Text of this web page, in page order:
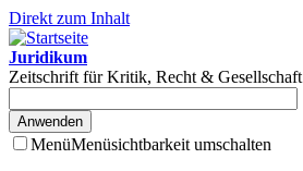
Direkt zum Inhalt
Juridikum
Zeitschrift für Kritik, Recht & Gesellschaft
MenüMenüsichtbarkeit umschalten